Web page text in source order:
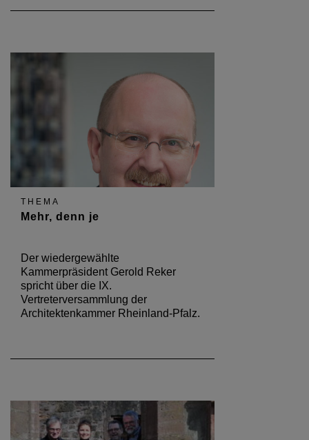
THEMA
Mehr, denn je
Der wiedergewählte
Kammerpräsident Gerold Reker
spricht über die IX.
Vertreterversammlung der
Architektenkammer Rheinland-Pfalz.